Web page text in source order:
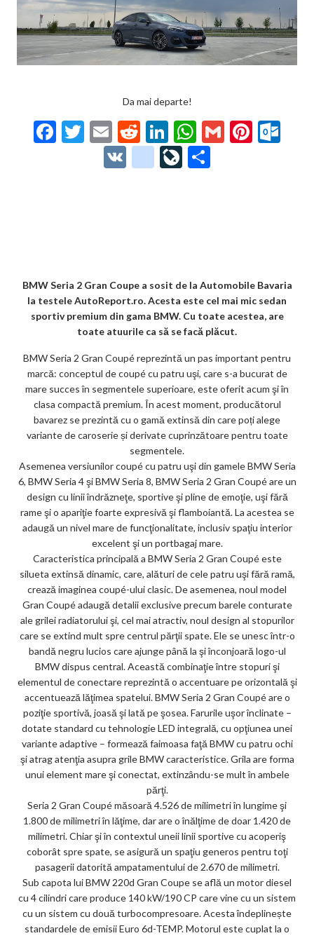
Da mai departe!
F T
w
itt
E
m
ai
R
e
d
Li
n
ke
W
h
at
G Pi
g
o
o
k
m
ar
ks
Li
BMW Seria 2 Gran Coupe a sosit de la Automobile Bavaria
la testele AutoReport.ro. Acesta este cel mai mic sedan
sportiv premium din gama BMW. Cu toate acestea, are
toate atuurile ca să se facă plăcut.
BMW Seria 2 Gran Coupé reprezintă un pas important pentru
marcă: conceptul de coupé cu patru uşi, care s-a bucurat de
mare succes în segmentele superioare, este oferit acum şi în
clasa compactă premium. În acest moment, producătorul
bavarez se prezintă cu o gamă extinsă din care poți alege
variante de caroserie și derivate cuprinzătoare pentru toate
segmentele.
Asemenea versiunilor coupé cu patru uşi din gamele BMW Seria
6, BMW Seria 4 şi BMW Seria 8, BMW Seria 2 Gran Coupé are un
design cu linii îndrăzneţe, sportive şi pline de emoţie, uşi fără
rame şi o apariţie foarte expresivă şi flamboiantă. La acestea se
adaugă un nivel mare de funcţionalitate, inclusiv spaţiu interior
excelent şi un portbagaj mare.
Caracteristica principală a BMW Seria 2 Gran Coupé este
silueta extinsă dinamic, care, alături de cele patru uşi fără ramă,
crează imaginea coupé-ului clasic. De asemenea, noul model
Gran Coupé adaugă detalii exclusive precum barele conturate
ale grilei radiatorului şi, cel mai atractiv, noul design al stopurilor
care se extind mult spre centrul părţii spate. Ele se unesc într-o
bandă negru lucios care ajunge până la şi înconjoară logo-ul
BMW dispus central. Această combinaţie între stopuri şi
elementul de conectare reprezintă o accentuare pe orizontală şi
accentuează lăţimea spatelui. BMW Seria 2 Gran Coupé are o
poziţie sportivă, joasă şi lată pe şosea. Farurile uşor înclinate –
dotate standard cu tehnologie LED integrală, cu opţiunea unei
variante adaptive – formează faimoasa faţă BMW cu patru ochi
şi atrag atenţia asupra grile BMW caracteristice. Grila are forma
unui element mare şi conectat, extinzându-se mult în ambele
părţi.
Seria 2 Gran Coupé măsoară 4.526 de milimetri în lungime şi
1.800 de milimetri în lăţime, dar are o înălţime de doar 1.420 de
milimetri. Chiar şi în contextul uneii linii sportive cu acoperiş
coborât spre spate, se asigură un spaţiu generos pentru toţi
pasagerii datorită ampatamentului de 2.670 de milimetri.
Sub capota lui BMW 220d Gran Coupe se află un motor diesel
cu 4 cilindri care produce 140 kW/190 CP care vine cu un sistem
cu un sistem cu două turbocompresoare. Acesta îndeplinește
standardele de emisii Euro 6d-TEMP. Motorul este cuplat la o